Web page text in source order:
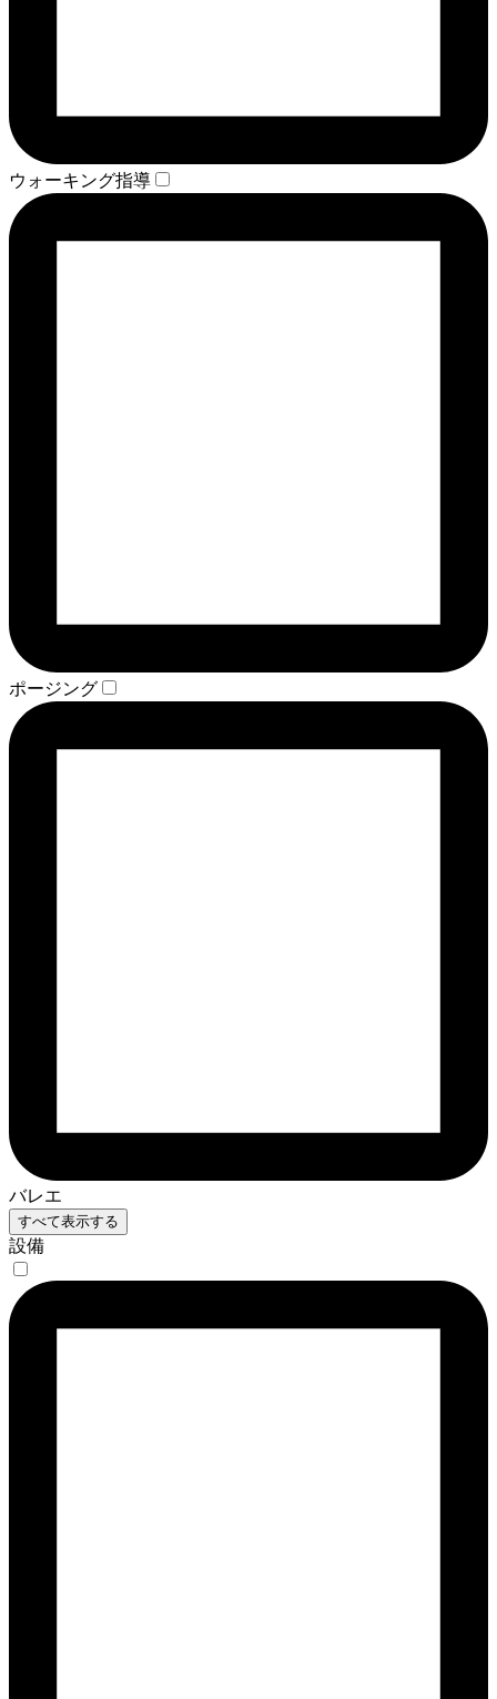
ウォーキング指導
ポージング
バレエ
すべて表示する
設備